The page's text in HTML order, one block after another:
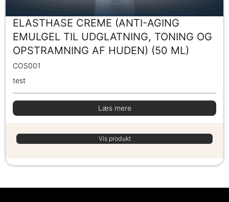
ELASTHASE CREME (ANTI-AGING
EMULGEL TIL UDGLATNING, TONING OG
OPSTRAMNING AF HUDEN) (50 ML)
COS001
test
Læs mere
Vis produkt